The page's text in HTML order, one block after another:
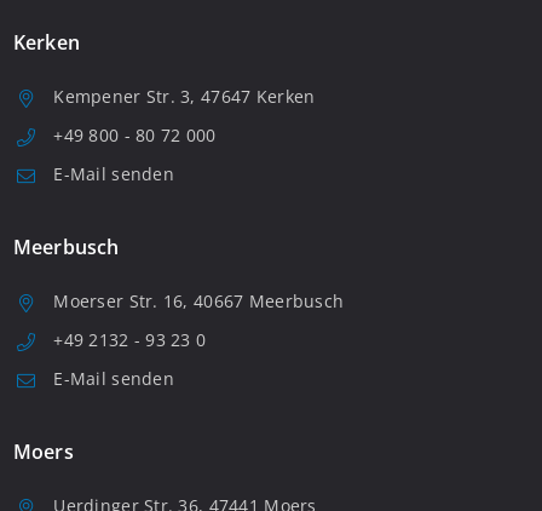
Kerken
Kempener Str. 3, 47647 Kerken
+49 800 - 80 72 000
E-Mail senden
Meerbusch
Moerser Str. 16, 40667 Meerbusch
+49 2132 - 93 23 0
E-Mail senden
Moers
Uerdinger Str. 36, 47441 Moers